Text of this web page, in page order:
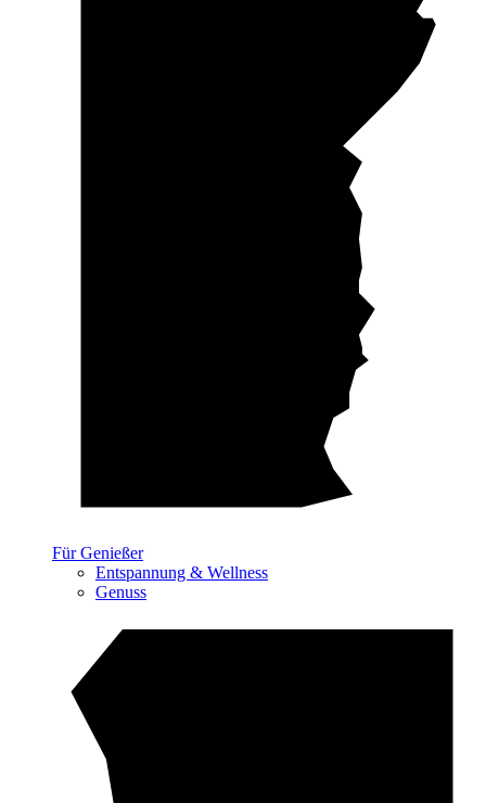
Für Genießer
Entspannung & Wellness
Genuss